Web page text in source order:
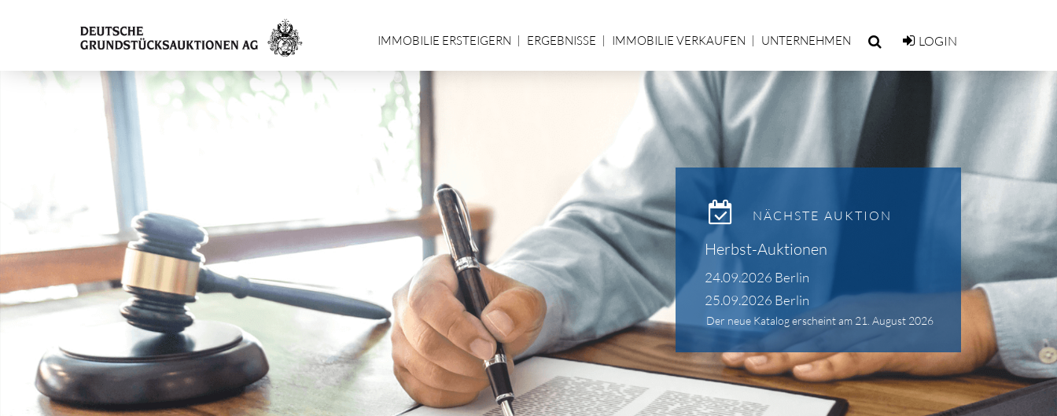
IMMOBILIE ERSTEIGERN ERGEBNISSE IMMOBILIE VERKAUFEN UNTERNEHMEN LOGIN
NÄCHSTE AUKTION
Herbst-Auktionen
24.09.2026 Berlin
25.09.2026 Berlin
Der neue Katalog erscheint am 21. August 2026